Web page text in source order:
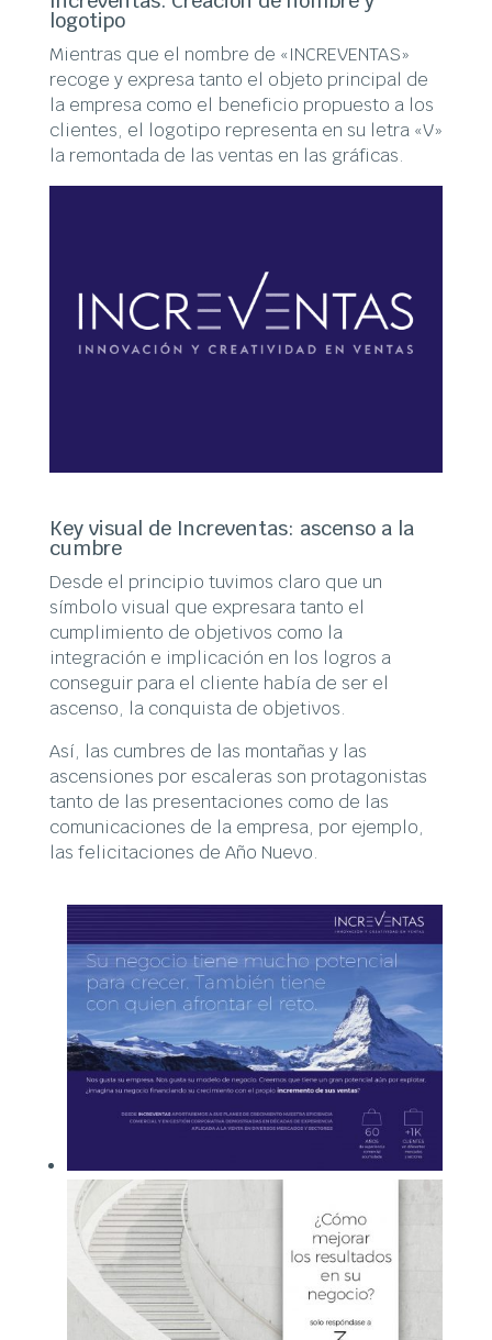
logotipo
Mientras que el nombre de «INCREVENTAS»
recoge y expresa tanto el objeto principal de
la empresa como el beneficio propuesto a los
clientes, el logotipo representa en su letra «V»
la remontada de las ventas en las gráficas.
Key visual de Increventas: ascenso a la
cumbre
Desde el principio tuvimos claro que un
símbolo visual que expresara tanto el
cumplimiento de objetivos como la
integración e implicación en los logros a
conseguir para el cliente había de ser el
ascenso, la conquista de objetivos.
Así, las cumbres de las montañas y las
ascensiones por escaleras son protagonistas
tanto de las presentaciones como de las
comunicaciones de la empresa, por ejemplo,
las felicitaciones de Año Nuevo.